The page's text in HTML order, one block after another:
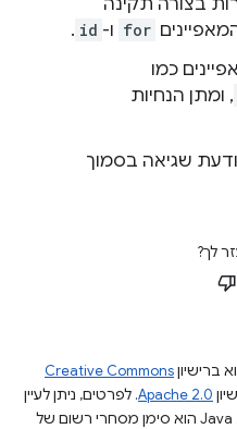
בצורה תקינה
for ו- id
.
כמו
, ומתן הנחיות
שגיאה בסמוך
לך?
ברישיוןCreative Commons
Apache 2.0. לפרטים, ניתן לעיין
.‏ Java הוא סימן מסחרי רשום של